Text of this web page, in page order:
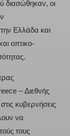
διασώθηκαν, οι
Ελλάδα και
οπτικο-
– Διεθνής
κυβερνήσεις
να
τους